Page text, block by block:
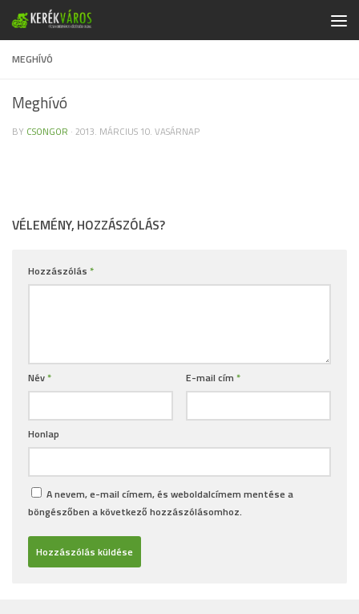
Skip to content
MEGHÍVÓ
Meghívó
BY CSONGOR · 2013. MÁRCIUS 10. VASÁRNAP
VÉLEMÉNY, HOZZÁSZÓLÁS?
Hozzászólás *
Név* E-mail cím *
Honlap
A nevem, e-mail címem, és weboldalcímem mentése a
böngészőben a következő hozzászólásomhoz.